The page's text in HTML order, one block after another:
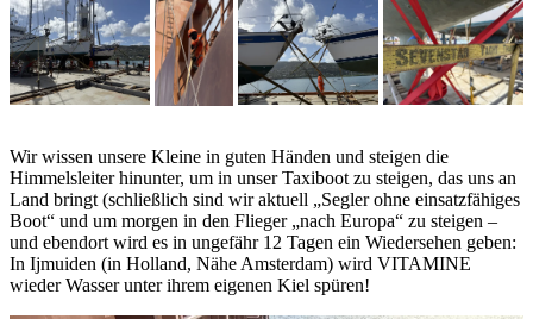
Wir wissen unsere Kleine in guten Händen und steigen die
Himmelsleiter hinunter, um in unser Taxiboot zu steigen, das uns an
Land bringt (schließlich sind wir aktuell „Segler ohne einsatzfähiges
Boot“ und um morgen in den Flieger „nach Europa“ zu steigen –
und ebendort wird es in ungefähr 12 Tagen ein Wiedersehen geben:
In Ijmuiden (in Holland, Nähe Amsterdam) wird VITAMINE
wieder Wasser unter ihrem eigenen Kiel spüren!